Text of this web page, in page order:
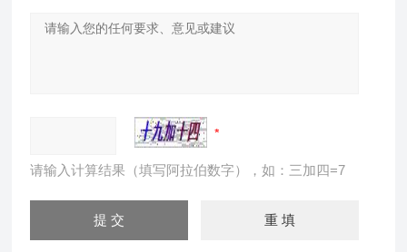
请输入计算结果（填写阿拉伯数字），如：三加四=7